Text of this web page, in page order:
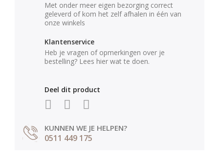
Met onder meer eigen bezorging correct
geleverd of kom het zelf afhalen in één van
onze winkels
Klantenservice
Heb je vragen of opmerkingen over je
bestelling? Lees hier wat te doen.
Deel dit product
KUNNEN WE JE HELPEN?
0511 449 175